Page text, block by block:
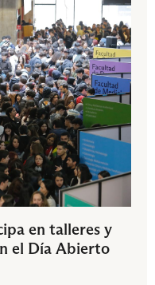
en talleres y
el Día Abierto